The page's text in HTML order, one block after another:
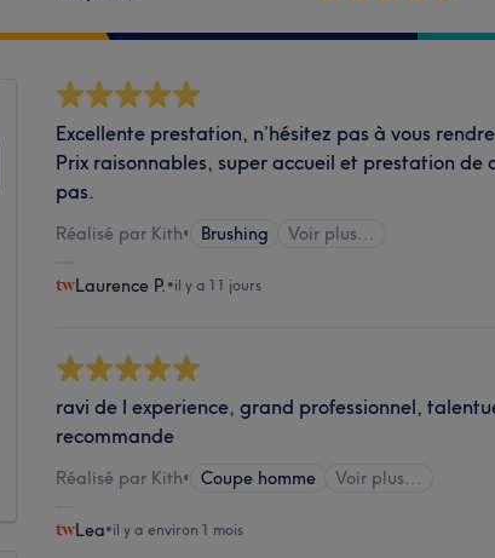
Excellente prestation, n’hésitez pas à vous
Prix raisonnables, super accueil et prestation de
pas.
Réalisé par Kith• Brushing Voir plus...
Laurence P. •il y a 11 jours
ravi de l experience, grand professionnel,
recommande
Réalisé par Kith• Coupe homme Voir plus...
Lea•il y a environ 1 mois